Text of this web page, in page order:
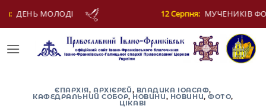
12 Серпня: МУЧЕНИКІВ ФОТІЯ Й АНКИТИ ТА БАГАТЬОХ ІЗ
ЄПАРХІЯ, АРХІЄРЕЙ, ВЛАДИКА ІОАСАФ,
КАФЕДРАЛЬНИЙ СОБОР, НОВИНИ, НОВИНИ,ФОТО,
ЦІКАВІ